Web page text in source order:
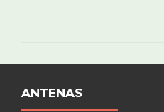
ANTENAS